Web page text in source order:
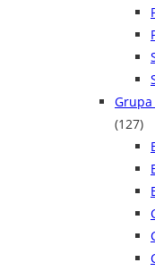
Grupa
(127)